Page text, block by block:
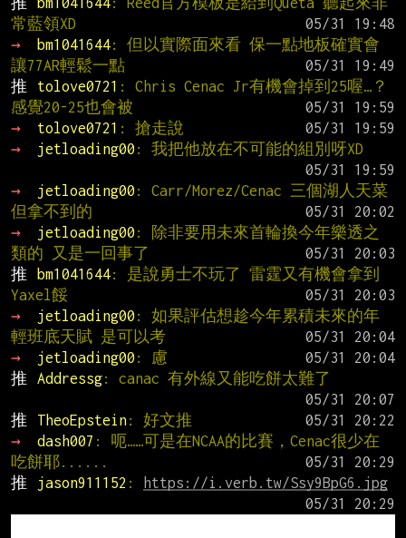
常藍領XD
→
bm1041644: 但以實際面來看 保一點地板確實會
讓77AR輕鬆一點
推
tolove0721 : Chris Cenac Jr有機會掉到25喔…？
感覺20-25也會被
→
tolove0721 : 搶走說
→
jetloading00 : 我把他放在不可能的組別呀XD
→
jetloading00 : Carr/Morez/Cenac 三個湖人天菜
但拿不到的
→
jetloading00 : 除非要用未來首輪換今年樂透之
類的 又是一回事了
推
bm1041644: 是說勇士不玩了 雷霆又有機會拿到
Yaxel餒
→
jetloading00 : 如果評估想趁今年累積未來的年
輕班底天賦 是可以考
→
jetloading00 : 慮
推
Addressg: canac 有外線又能吃餅太難了
推
TheoEpstein: 好文推
→
dash007 : 呃……可是在NCAA的比賽，Cenac很少在
吃餅耶......
推
jason911152 :
https://i.verb.tw/Ssy9BpG6.jpg